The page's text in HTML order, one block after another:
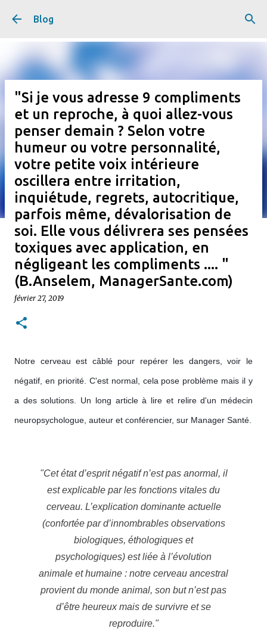
Blog
"Si je vous adresse 9 compliments
et un reproche, à quoi allez-vous
penser demain ? Selon votre
humeur ou votre personnalité,
votre petite voix intérieure
oscillera entre irritation,
inquiétude, regrets, autocritique,
parfois même, dévalorisation de
soi. Elle vous délivrera ses pensées
toxiques avec application, en
négligeant les compliments .... "
(B.Anselem, ManagerSante.com)
février 27, 2019
Notre cerveau est câblé pour repérer les dangers, voir le
négatif, en priorité. C'est normal, cela pose problème mais il y
a des solutions. Un long article à lire et relire d'un médecin
neuropsychologue, auteur et conférencier, sur Manager Santé.
"Cet état d’esprit négatif n’est pas anormal, il
est explicable par les fonctions vitales du
cerveau. L’explication dominante actuelle
(confortée par d’innombrables observations
biologiques, éthologiques et
psychologiques) est liée à l’évolution
animale et humaine : notre cerveau ancestral
provient du monde animal, son butn’est pas
d’être heureux mais de survivre et se
reproduire."